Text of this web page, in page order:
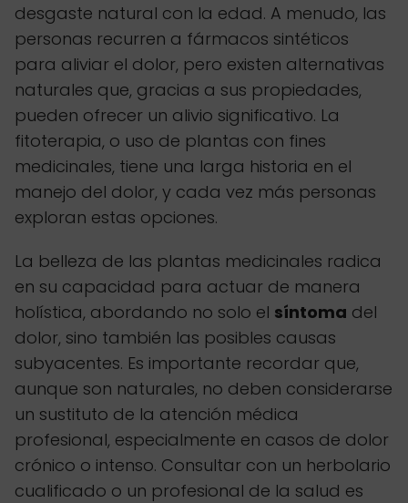
desgaste natural con la edad. A menudo, las
personas recurren a fármacos sintéticos
para aliviar el dolor, pero existen alternativas
naturales que, gracias a sus propiedades,
pueden ofrecer un alivio significativo. La
fitoterapia, o uso de plantas con fines
medicinales, tiene una larga historia en el
manejo del dolor, y cada vez más personas
exploran estas opciones.
La belleza de las plantas medicinales radica
en su capacidad para actuar de manera
holística, abordando no solo el síntoma del
dolor, sino también las posibles causas
subyacentes. Es importante recordar que,
aunque son naturales, no deben considerarse
un sustituto de la atención médica
profesional, especialmente en casos de dolor
crónico o intenso. Consultar con un herbolario
cualificado o un profesional de la salud es